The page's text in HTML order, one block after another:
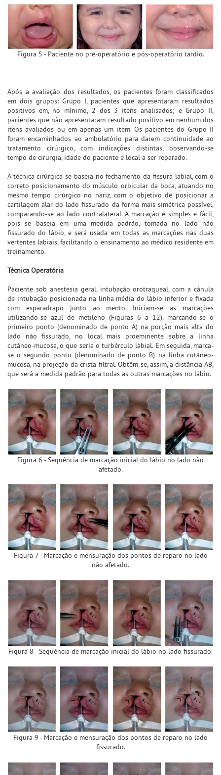
Figura 5 - Paciente no pré-operatório e pós-operatório tardio.
Após a avaliação dos resultados, os pacientes foram classificados
em dois grupos: Grupo I, pacientes que apresentaram resultados
positivos em, no mínimo, 2 dos 3 itens analisados; e Grupo II,
pacientes que não apresentaram resultado positivo em nenhum dos
itens avaliados ou em apenas um item. Os pacientes do Grupo II
foram encaminhados ao ambulatório para darem continuidade ao
tratamento cirúrgico, com indicações distintas, observando-se
tempo de cirurgia, idade do paciente e local a ser reparado.
A técnica cirúrgica se baseia no fechamento da fissura labial, com o
correto posicionamento do músculo orbicular da boca, atuando no
mesmo tempo cirúrgico no nariz, com o objetivo de posicionar a
cartilagem alar do lado fissurado da forma mais simétrica possível,
comparando-se ao lado contralateral. A marcação é simples e fácil,
pois se baseia em uma medida padrão, tomada no lado não
fissurado do lábio, e será usada em todas as marcações nas duas
vertentes labiais, facilitando o ensinamento ao médico residente em
treinamento.
Técnica Operatória
Paciente sob anestesia geral, intubação orotraqueal, com a cânula
de intubação posicionada na linha média do lábio inferior e fixada
com esparadrapo junto ao mento. Iniciam-se as marcações
utilizando-se azul de metileno (Figuras 6 a 12), marcando-se o
primeiro ponto (denominado de ponto A) na porção mais alta do
lado não fissurado, no local mais proeminente sobre a linha
cutâneo-mucosa, o que seria o turbérculo lábial. Em seguida, marca-
se o segundo ponto (denominado de ponto B) na linha cutâneo-
mucosa, na projeção da crista filtral. Obtêm-se, assim, a distância AB,
que será a medida padrão para todas as outras marcações no lábio.
Figura 6 - Sequência de marcação inicial do lábio no lado não
afetado.
Figura 7 - Marcação e mensuração dos pontos de reparo no lado
não afetado.
Figura 8 - Sequência de marcação inicial do lábio no lado fissurado.
Figura 9 - Marcação e mensuração dos pontos de reparo no lado
fissurado.